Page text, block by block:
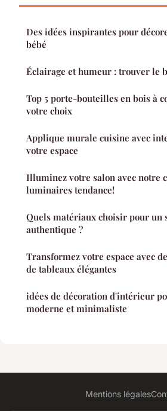
Des idées inspirantes pour
bébé
Éclairage et humeur : trouver le
Top 5 porte-bouteilles en bois à
votre choix
Applique murale cuisine avec
votre espace
Illuminez votre salon avec notre
luminaires tendance!
Quels matériaux choisir pour un
authentique ?
Transformez votre espace avec
de tableaux élégantes
idées de décoration d'intérieur
moderne et minimaliste
Mentions légales